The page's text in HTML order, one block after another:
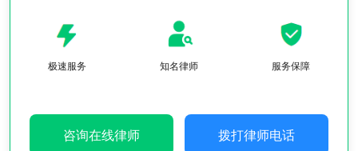
极速服务 知名律师 服务保障
咨询在线律师 拨打律师电话